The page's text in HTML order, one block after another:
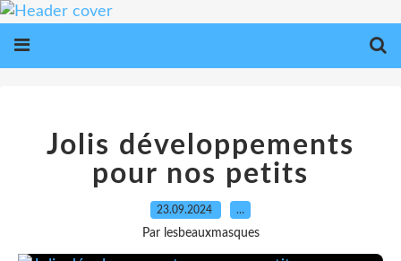
Jolis développements
pour nos petits
23.09.2024 …
Par lesbeauxmasques